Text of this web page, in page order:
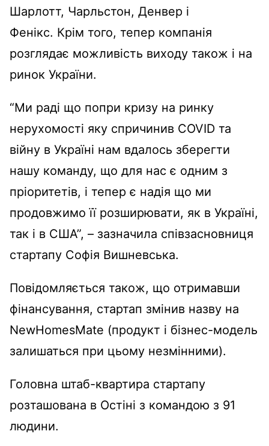
Шарлотт, Чарльстон, Денвер і
Фенікс. Крім того, тепер компанія
розглядає можливість виходу також і на
ринок України.
“Ми раді що попри кризу на ринку
нерухомості яку спричинив COVID та
війну в Україні нам вдалось зберегти
нашу команду, що для нас є одним з
пріоритетів, і тепер є надія що ми
продовжимо її розширювати, як в Україні,
так і в США”, – зазначила співзасновниця
стартапу Cофія Вишневська.
Повідомляється також, що отримавши
фінансування, стартап змінив назву на
NewHomesMate (продукт і бізнес-модель
залишаться при цьому незмінними).
Головна штаб-квартира стартапу
розташована в Остіні з командою з 91
людини.